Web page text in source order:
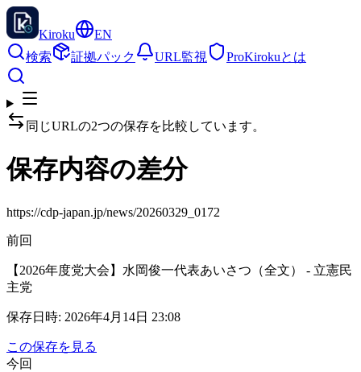
Kiroku
EN
検索
証拠パック URL監視 ProKirokuとは
同じURLの2つの保存を比較しています。
保存内容の差分
https://cdp-japan.jp/news/20260329_0172
前回
【2026年度党大会】水岡俊一代表あいさつ（全文） - 立憲民
主党
保存日時: 2026年4月14日 23:08
この保存を見る
今回